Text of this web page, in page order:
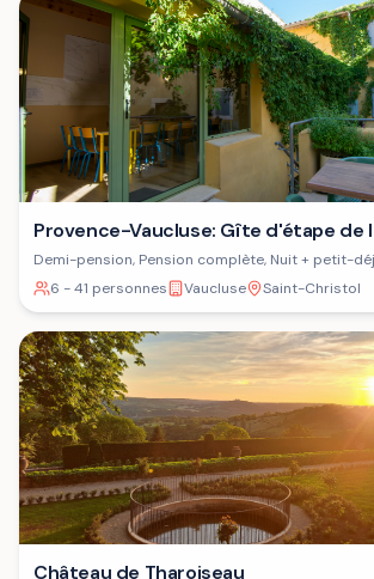
Provence-Vaucluse: Gîte d'étape de
Demi-pension, Pension complète, Nuit + petit-
6 - 41 personnes
Vaucluse Saint-Christol
Château de Tharoiseau